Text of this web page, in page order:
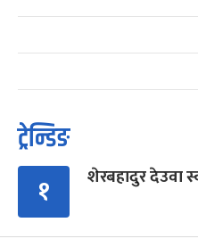
ट्रेन्डिङ
१ शेरबहादुर देउवा